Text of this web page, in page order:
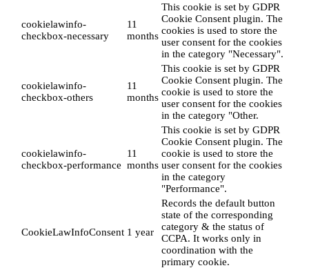
cookielawinfo-
checkbox-necessary
11
months
This cookie is set by GDPR
Cookie Consent plugin. The
cookies is used to store the
user consent for the cookies
in the category "Necessary".
cookielawinfo-
checkbox-others
11
months
This cookie is set by GDPR
Cookie Consent plugin. The
cookie is used to store the
user consent for the cookies
in the category "Other.
cookielawinfo-
checkbox-performance
11
months
This cookie is set by GDPR
Cookie Consent plugin. The
cookie is used to store the
user consent for the cookies
in the category
"Performance".
CookieLawInfoConsent 1 year
Records the default button
state of the corresponding
category & the status of
CCPA. It works only in
coordination with the
primary cookie.